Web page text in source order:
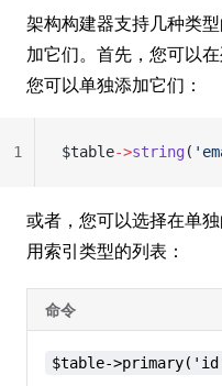
架构构建器支持几种类
加它们。首先，您可以
您可以单独添加它们：
$table->string (
1
或者，您可以选择在单
用索引类型的列表：
命令
$table-